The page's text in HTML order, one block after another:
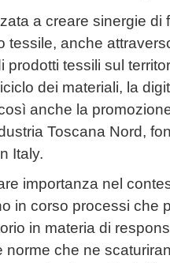
a creare sinergie di
tessile, anche
prodotti tessili sul
dei materiali, la
anche la
Toscana Nord,
Italy.
importanza nel
in corso processi che
in materia di
norme che ne